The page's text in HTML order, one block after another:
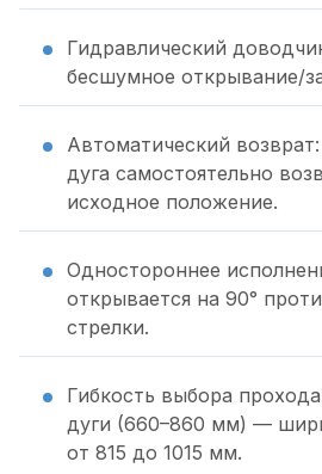
Гидравлический
бесшумное открывание/
Автоматический
дуга самостоятельно
исходное положение.
Одностороннее
открывается на 90°
стрелки.
Гибкость выбора
дуги (660–860 мм) —
от 815 до 1015 мм.